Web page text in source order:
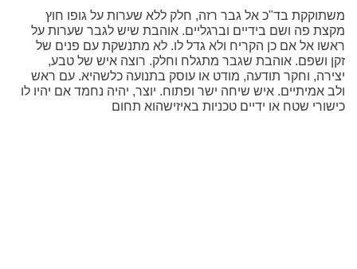
משתוקקת בד"כ אל גבר רזה, חלק ללא שערות על גופו חוץ
מקצת פה ושם בידיים וברגליים. אוהבת שיש לגבר שערות על
ראשו אל אם כן הקריח ולא גדל לו. לא מתנשקת עם פנים של
זקן ושפם. אוהבת שגבר מתגלח וחלק. רוצה איש של טבע,
יצירה, וחקר תודעה, מודט או עוסק בתנועה כלשהיא. עם ראש
ולב אמיתיים. איש שיחה ישר ופתוח. יוצר, יהיה נחמד אם יהיו לו
כישורי שטח או ידיים טכניות באיזישהוא תחום